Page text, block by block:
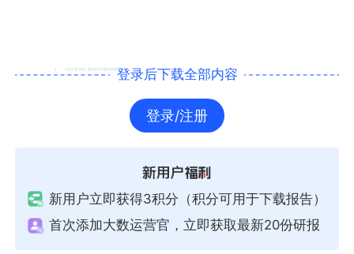
登录后下载全部内容
登录/注册
新用户立即获得3积分（积分可用于下载报告）
首次添加大数运营官，立即获取最新20份研报